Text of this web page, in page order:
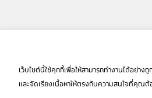
เว็บไซต์นี้ใช้คุกกี้เพื่อให้สามารถทำงานได้อย่า
และจัดเรียงเนื้อหาให้ตรงกับความสนใจที่คุณต้
เปลี่ยนภาษา